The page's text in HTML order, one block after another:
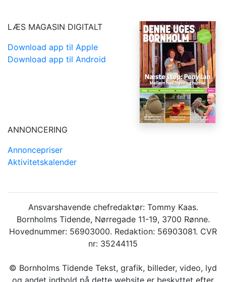
LÆS MAGASIN DIGITALT
Download app til Apple
Download app til Android
ANNONCERING
Annoncepriser
Aktivitetskalender
Ansvarshavende chefredaktør: Tommy Kaas.
Bornholms Tidende, Nørregade 11-19, 3700 Rønne.
Hovednummer: 56903000. Redaktion: 56903081. CVR
nr: 35244115
© Bornholms Tidende Tekst, grafik, billeder, video, lyd
og andet indhold på dette website er beskyttet efter